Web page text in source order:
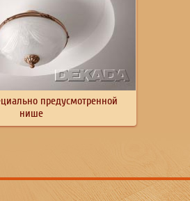
предусмотренной
нише